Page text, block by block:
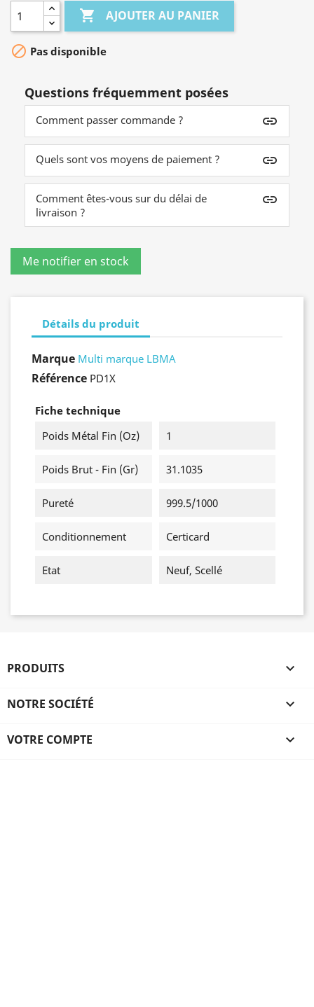
 AJOUTER AU PANIER
 Pas disponible
Questions fréquemment posées
Comment passer commande ? insert_link
Quels sont vos moyens de paiement ? insert_link
Comment êtes-vous sur du délai de
livraison ?
insert_link
Détails du produit
Marque Multi marque LBMA
Référence PD1X
Fiche technique
Poids Métal Fin (oz)
1
Poids Brut - Fin (gr) 31.1035
Pureté 999.5/1000
Conditionnement Certicard
Etat Neuf, Scellé
PRODUITS 
NOTRE SOCIÉTÉ 
VOTRE COMPTE 